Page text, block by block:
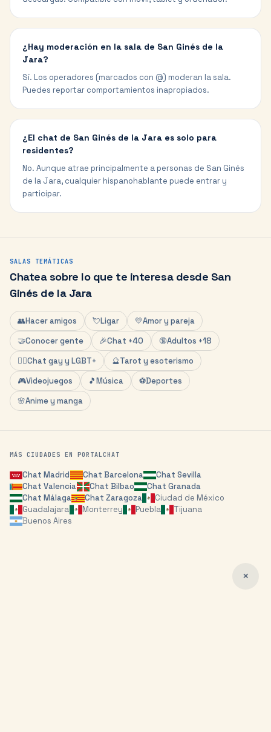
¿Hay moderación en la sala de San Ginés de la
Jara?
Sí. Los operadores (marcados con @) moderan la sala.
Puedes reportar comportamientos inapropiados.
¿El chat de San Ginés de la Jara es solo para
residentes?
No. Aunque atrae principalmente a personas de San Ginés
de la Jara, cualquier hispanohablante puede entrar y
participar.
SALAS TEMÁTICAS
Chatea sobre lo que te interesa desde San
Ginés de la Jara
👥Hacer amigos 💘Ligar 💛Amor y pareja
🤝Conocer gente 🎉Chat +40 🔞Adultos +18
🏳️‍🌈Chat gay y LGBT+ 🔮Tarot y esoterismo
🎮Videojuegos 🎵Música ⚽Deportes
🌸Anime y manga
MÁS CIUDADES EN PORTALCHAT
ChatMadrid Chat Barcelona Chat Sevilla
ChatValencia Chat Bilbao Chat Granada
ChatMálaga Chat Zaragoza
Ciudad de México
Guadalajara
Monterrey Puebla
Tijuana
Buenos Aires
✕